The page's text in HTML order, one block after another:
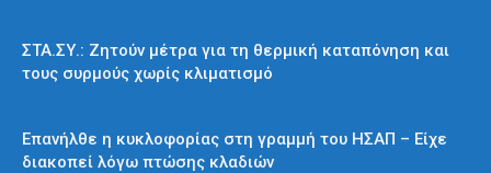
ΣΤΑ.ΣΥ.: Ζητούν μέτρα για τη θερμική καταπόνηση και
τους συρμούς χωρίς κλιματισμό
Επανήλθε η κυκλοφορίας στη γραμμή του ΗΣΑΠ – Είχε
διακοπεί λόγω πτώσης κλαδιών